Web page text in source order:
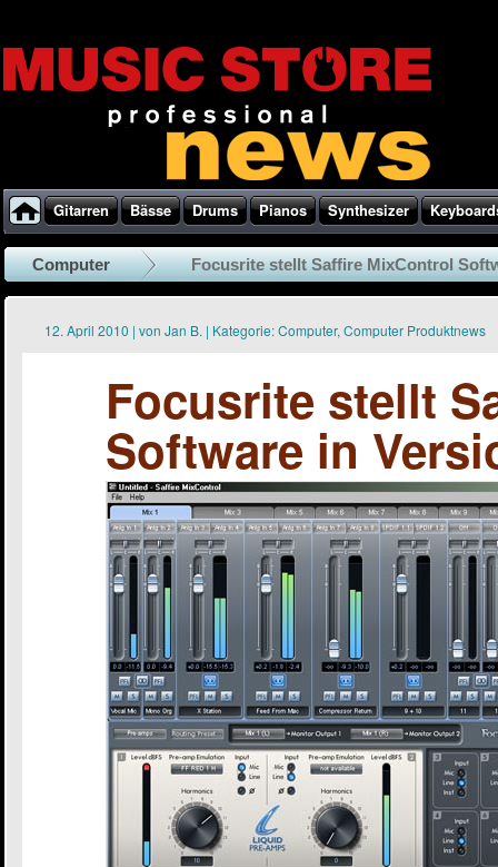
Gitarren Bässe Drums Pianos Synthesizer
Computer Focusrite stellt Saffire MixControl
12. April 2010 | von Jan B. | Kategorie:Computer, Computer Produktnews
Focusrite stellt
Software in